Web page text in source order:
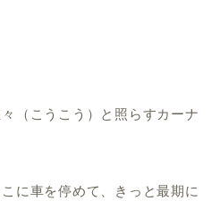
（こうこう）と照らすカーナ
に車を停めて、きっと最期に